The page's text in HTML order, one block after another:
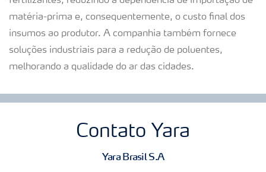
matéria-prima e, consequentemente, o custo final dos
insumos ao produtor. A companhia também fornece
soluções industriais para a redução de poluentes,
melhorando a qualidade do ar das cidades.
Contato Yara
Yara Brasil S.A